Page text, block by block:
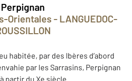
Perpignan
Orientales - LANGUEDOC-
habitée, par des Ibères d’abord
par les Sarrasins, Perpignan
partir du Xe siècle.